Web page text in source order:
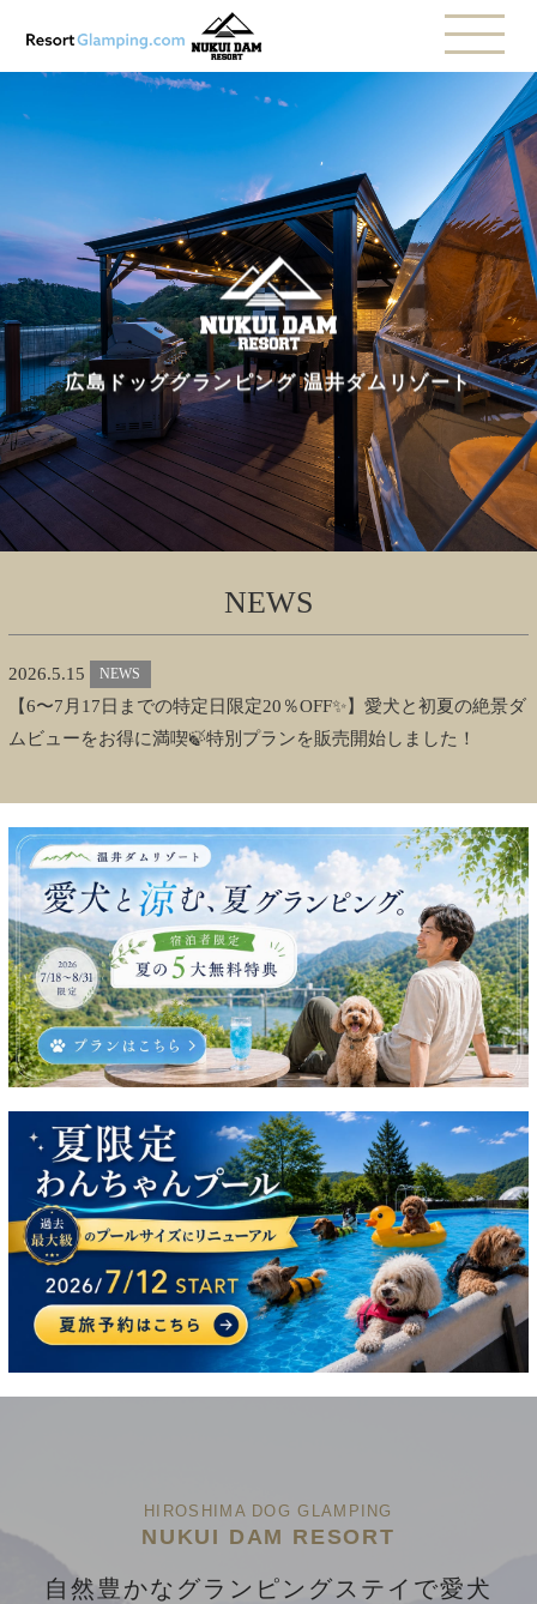
広島ドッググランピング 温井ダムリゾート
NEWS
2026.5.15 NEWS
【6〜7月17日までの特定日限定20％OFF✨】愛犬と初夏の絶景ダ
ムビューをお得に満喫🍃特別プランを販売開始しました！
【冬の温泉】温井ダムリゾートで楽しむ冬グランピング
2024.9.9 EVENT
温井ダムリゾート初のワンちゃんとの水遊びイベント「湖deわ
ん祭り」 開催決定！🐶💧
2024.6.28 NEWS
梅雨の時期でも楽しめる！ドッグランを彩るピンクの傘が登場♪
2024.4.21 NEWS
【2024春限定】新フォトスポット 登場🌸
HIROSHIMA DOG GLAMPING
NUKUI DAM RESORT
自然豊かなグランピングステイで愛犬